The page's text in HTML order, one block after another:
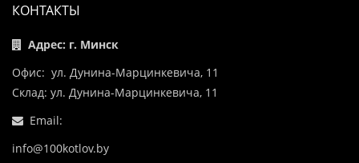
КОНТАКТЫ
Адрес: г. Минск
Офис: ул. Дунина-Марцинкевича, 11
Склад: ул. Дунина-Марцинкевича, 11
Email:
info@100kotlov.by